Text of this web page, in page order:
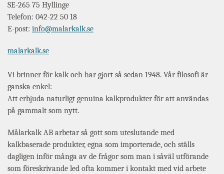
SE-265 75 Hyllinge
Telefon: 042-22 50 18
E-post: info@malarkalk.se
malarkalk.se
Vi brinner för kalk och har gjort så sedan 1948. Vår filosofi är
ganska enkel:
Att erbjuda naturligt genuina kalkprodukter för att användas
på gammalt som nytt.
Målarkalk AB arbetar så gott som uteslutande med
kalkbaserade produkter, egna som importerade, och ställs
dagligen inför många av de frågor som man i såväl utförande
som föreskrivande led ofta kommer i kontakt med vid arbete